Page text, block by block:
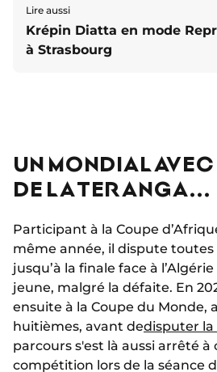
Lire aussi
Krépin Diatta en mode
à Strasbourg
UN MONDIAL
DE LA TERANGA...
Participant à la Coupe
même année, il dispute
jusqu’à la finale face à
jeune, malgré la défaite. En
ensuite à la Coupe du Monde,
huitièmes, avant dedisputer la
parcours s'est là aussi arrêté à
compétition lors de la séance